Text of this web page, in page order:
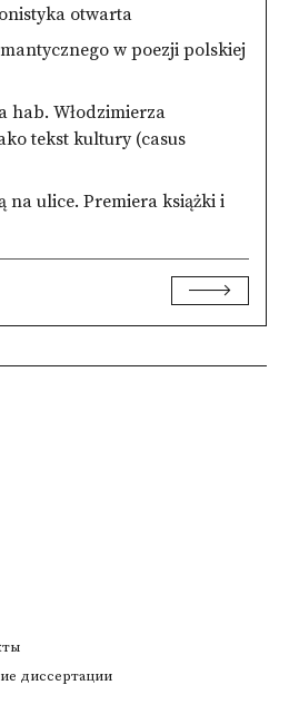
otwarta
w poezji polskiej
hab. Włodzimierza
tekst kultury (casus
na ulice. Premiera książki i
диссертации